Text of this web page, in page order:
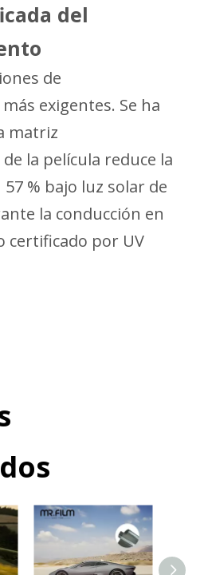
del
de
exigentes. Se ha
matriz
la película reduce la
% bajo luz solar de
la conducción en
certificado por UV